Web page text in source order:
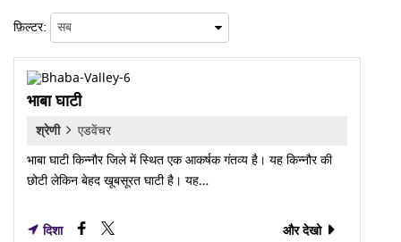
फ़िल्टर:
भाबा घाटी
श्रेणी
एडवेंचर
भाबा घाटी किन्नौर जिले में स्थित एक आकर्षक गंतव्य है। यह किन्नौर की
छोटी लेकिन बेहद खूबसूरत घाटी है। यह…
दिशा और देखो